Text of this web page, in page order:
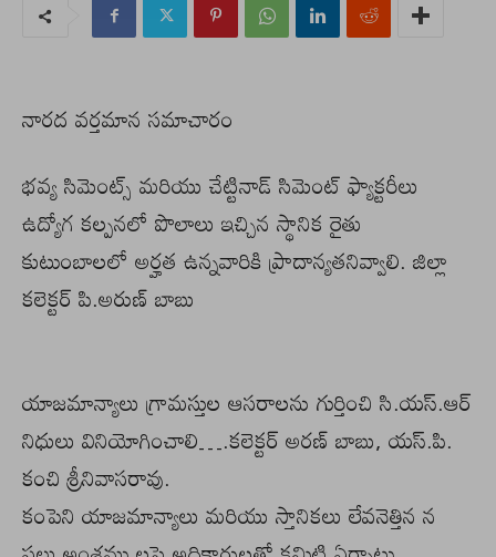
నారద వర్తమాన సమాచారం
భవ్య సిమెంట్స్ మరియు చేట్టినాడ్ సిమెంట్ ఫ్యాక్టరీలు
ఉద్యోగ కల్పనలో పొలాలు ఇచ్చిన స్థానిక రైతు
కుటుంబాలలో అర్హత ఉన్నవారికి ప్రాదాన్యతనివ్వాలి. జిల్లా
కలెక్టర్ పి.అరుణ్ బాబు
యాజమాన్యాలు గ్రామస్తుల ఆసరాలను గుర్తించి సి.యస్.ఆర్
నిధులు వినియోగించాలి….కలెక్టర్ అరణ్ బాబు, యస్.పి.
కంచి శ్రీనివాసరావు.
కంపెని యాజమాన్యాలు మరియు స్తానికలు లేవనెత్తిన న